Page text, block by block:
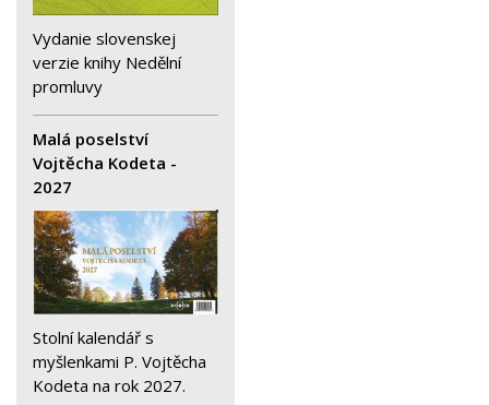
Vydanie slovenskej
verzie knihy Nedělní
promluvy
Malá poselství
Vojtěcha Kodeta -
2027
Stolní kalendář s
myšlenkami P. Vojtěcha
Kodeta na rok 2027.